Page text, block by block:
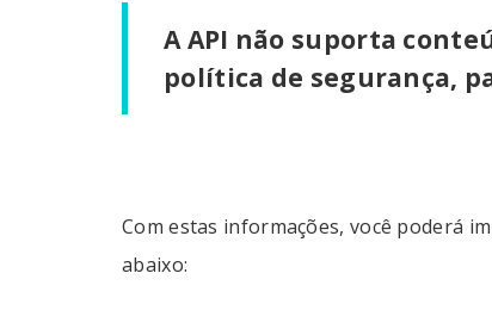
A API não suporta
política de segurança,
Com estas informações, você poderá
abaixo: